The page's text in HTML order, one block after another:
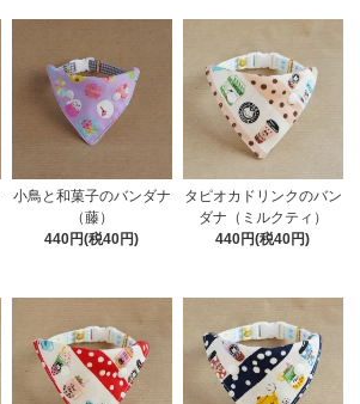
小鳥と和菓子のバンダナ
（藤）
440円(税40円)
タピオカドリンクのバン
ダナ（ミルクティ）
440円(税40円)